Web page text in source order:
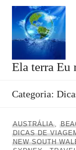
Skip
content
Ela terra Eu
Categoria:
AUSTRÁLIA,
DICAS DE
NEW SOUTH